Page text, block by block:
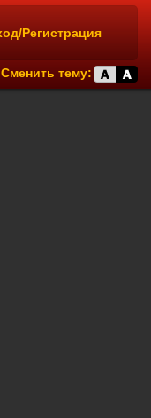
Регистрация
Сменить тему: